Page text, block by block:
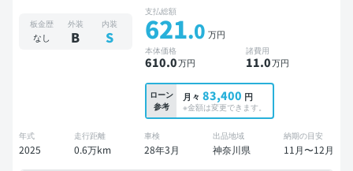
ドア 全方位カメラ ドライブレコーダー 衝突軽減 両側電動
スライドドア 7人乗り
板金歴
なし
外装
B
内装
S
支払総額
621.0 万円
本体価格
610.0万円
諸費用
11.0万円
ローン
参考
月々 83,400 円
※金額は変更できます。
年式
2025
走行距離
0.6万km
車検
28年3月
出品地域
神奈川県
納期の目安
11月〜12月